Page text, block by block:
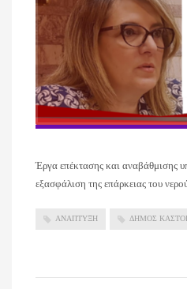
Έργα επέκτασης και αναβάθμισης
εξασφάλιση της επάρκειας του
ΑΝΑΠΤΥΞΗ ΔΗΜΟΣ